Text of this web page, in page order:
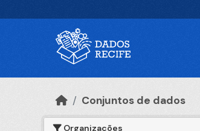
Conjuntos de dados
Organizações